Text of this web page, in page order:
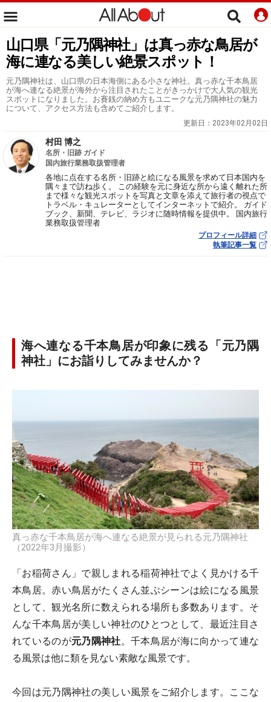
山口県「元乃隅神社」は真っ赤な鳥居が
海に連なる美しい絶景スポット！
元乃隅神社は、山口県の日本海側にある小さな神社。真っ赤な千本鳥居
が海へ連なる絶景が海外から注目されたことがきっかけで大人気の観光
スポットになりました。お賽銭の納め方もユニークな元乃隅神社の魅力
について、アクセス方法も含めてご紹介します。
更新日： 2023年02月02日
村田 博之
名所・旧跡 ガイド
国内旅行業務取扱管理者
各地に点在する名所・旧跡と絵になる風景を求めて日本国内を
隅々まで訪ね歩く。 この経験を元に身近な所から遠く離れた所
まで様々な観光スポットを写真と文章を添えて旅行者の視点で
トラベル・キュレーターとしてインターネットで紹介。 ガイド
ブック、新聞、テレビ、ラジオに随時情報を提供中。 国内旅行
業務取扱管理者
プロフィール詳細
執筆記事一覧
海へ連なる千本鳥居が印象に残る「元乃隅
神社」にお詣りしてみませんか？
真っ赤な千本鳥居が海へ連なる絶景が見られる元乃隅神社
（2022年3月撮影）
「お稲荷さん」で親しまれる稲荷神社でよく見かける千
本鳥居。赤い鳥居がたくさん並ぶシーンは絵になる風景
として、観光名所に数えられる場所も多数あります。そ
んな千本鳥居が美しい神社のひとつとして、最近注目さ
れているのが元乃隅神社。千本鳥居が海に向かって連な
る風景は他に類を見ない素敵な風景です。
今回は元乃隅神社の美しい風景をご紹介します。ここな